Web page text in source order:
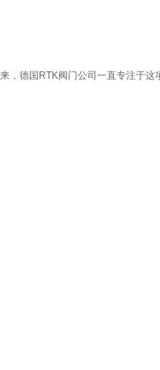
德国RTK阀门公司一直专注于